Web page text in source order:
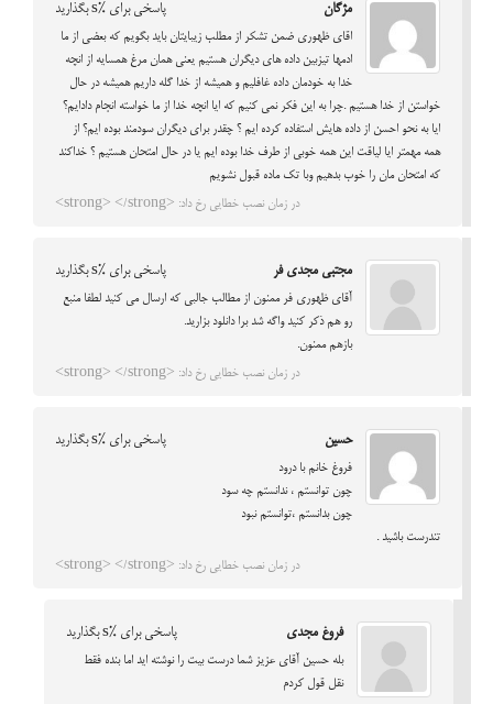
مژگان پاسخی برای %s بگذارید
اقای ظهوری ضمن تشکر از مطلب زیبایتان باید بگویم که بعضی از ما
ادمها تیزبین داده های دیگران هستیم یعنی همان مرغ همسایه از انچه
خدا به خودمان داده غافلیم و همیشه از خدا گله داریم همیشه در حال
خواستن از خدا هستیم .چرا به این فکر نمی کنیم که ایا انچه خدا از ما خواسته انجام دادایم؟
ایا به نحو احسن از داده هایش استفاده کرده ایم ؟ چقدر برای دیگران سودمند بوده ایم؟ از
همه مهمتر ایا لیاقت این همه خوبی از طرف خدا بوده ایم یا در حال امتحان هستیم ؟ خداکند
که امتحان مان را خوب بدهیم وبا تک ماده قبول نشویم
در زمان نصب خطایی رخ داد: <strong> </strong>
مجتبی مجدی فر پاسخی برای %s بگذارید
آقای ظهوری فر ممنون از مطالب جالبی که ارسال می کنید لطفا منبع
رو هم ذکر کنید واگه شد برا دانلود بزارید.
بازهم ممنون.
در زمان نصب خطایی رخ داد: <strong> </strong>
حسین پاسخی برای %s بگذارید
فروغ خانم با درود
چون توانستم ، ندانستم چه سود
چون بدانستم ،توانستم نبود
تندرست باشید .
در زمان نصب خطایی رخ داد: <strong> </strong>
فروغ مجدی پاسخی برای %s بگذارید
بله حسین آقای عزیز شما درست بیت را نوشته اید اما بنده فقط
نقل قول کردم